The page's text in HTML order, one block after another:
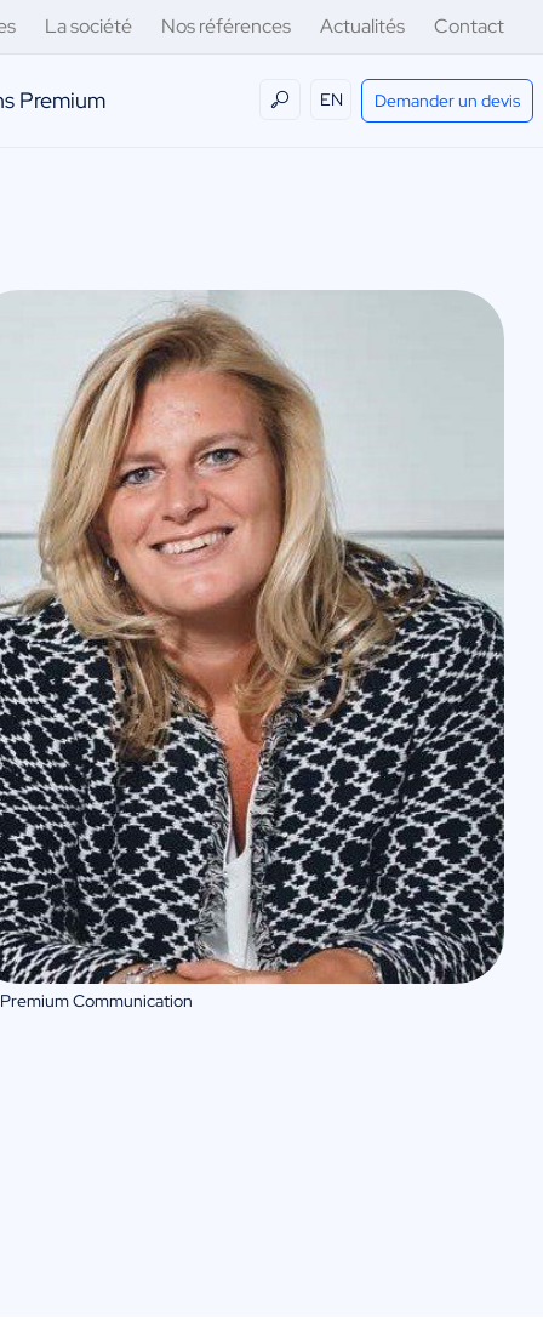
La société Nos références Actualités Contact
Premium EN Demander un devis
Communication